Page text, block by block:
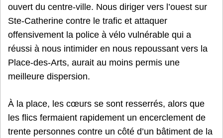
ouvert du centre-ville. Nous diriger vers l’ouest sur
Ste-Catherine contre le trafic et attaquer
offensivement la police à vélo vulnérable qui a
réussi à nous intimider en nous repoussant vers la
Place-des-Arts, aurait au moins permis une
meilleure dispersion.
À la place, les cœurs se sont resserrés, alors que
les flics fermaient rapidement un encerclement de
trente personnes contre un côté d’un bâtiment de la